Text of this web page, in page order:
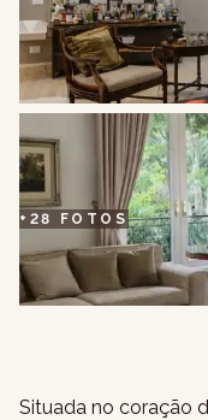
+ 28 FOTOS
Situada no coração